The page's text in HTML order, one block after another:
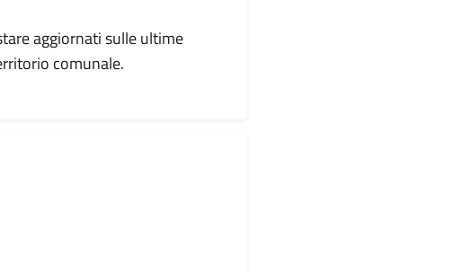
aggiornati sulle ultime
comunale.